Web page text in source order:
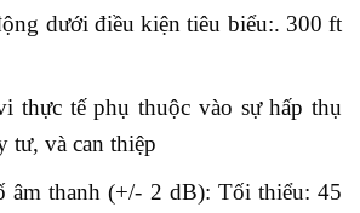
dưới điều kiện tiêu biểu:. 300 ft
thực tế phụ thuộc vào sự hấp thụ
tư, và can thiệp
âm thanh (+/- 2 dB): Tối thiểu: 45